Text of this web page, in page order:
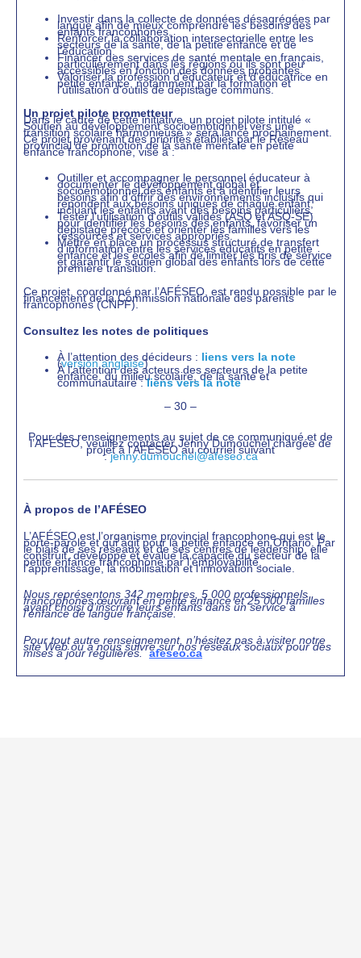
Investir dans la collecte de données désagrégées par
langue afin de mieux comprendre les besoins des
enfants francophones.
Renforcer la collaboration intersectorielle entre les
secteurs de la santé, de la petite enfance et de
l’éducation.
Financer des services de santé mentale en français,
particulièrement dans les régions où ils sont peu
accessibles en fonction des données probantes.
Valoriser la profession d’éducateur et d’éducatrice en
petite enfance, notamment par la formation et
l’utilisation d’outils de dépistage communs.
Un projet pilote prometteur
Dans le cadre de cette initiative, un projet pilote intitulé «
Soutien au développement socioémotionnel vers une
transition scolaire harmonieuse » sera lancé prochainement.
Ce projet provenant des priorités établies par le Réseau
provincial de promotion de la santé mentale en petite
enfance francophone, vise à :
Outiller et accompagner le personnel éducateur à
documenter le développement global et
socioémotionnel des enfants et à identifier leurs
besoins afin d’offrir des environnements inclusifs qui
répondent aux besoins uniques de chaque enfant,
incluant les enfants ayant des besoins particuliers.
Tester l’utilisation d’outils validés (ASQ et ASQ-SE)
pour identifier les besoins des enfants, favoriser un
dépistage précoce et orienter les familles vers les
ressources et services appropriés.
Mettre en place un processus structuré de transfert
d’information entre les services éducatifs en petite
enfance et les écoles afin de limiter les bris de service
et garantir le soutien global des enfants lors de cette
première transition.
Ce projet, coordonné par l’AFÉSEO, est rendu possible par le
financement de la Commission nationale des parents
francophones (CNPF).
Consultez les notes de politiques
À l’attention des décideurs : liens vers la note
(version anglaise)
À l’attention des acteurs des secteurs de la petite
enfance, du milieu scolaire, de la santé et
communautaire :liens vers la note
– 30 –
Pour des renseignements au sujet de ce communiqué et de
l’AFÉSEO, veuillez contacter Jenny Dumouchel chargée de
projet à l’AFÉSEO au courriel suivant
:jenny.dumouchel@afeseo.ca
À propos de l’AFÉSEO
L’AFÉSEO est l’organisme provincial francophone qui est le
porte-parole et qui agit pour la petite enfance en Ontario. Par
le biais de ses réseaux et de ses centres de leadership, elle
construit, développe et évalue la capacité du secteur de la
petite enfance francophone par l’employabilité,
l’apprentissage, la mobilisation et l’innovation sociale.
Nous représentons 342 membres, 5 000 professionnels
francophones œuvrant en petite enfance et 25 000 familles
ayant choisi d’inscrire leurs enfants dans un service à
l’enfance de langue française.
Pour tout autre renseignement, n’hésitez pas à visiter notre
site Web ou à nous suivre sur nos réseaux sociaux pour des
mises à jour régulières. afeseo.ca